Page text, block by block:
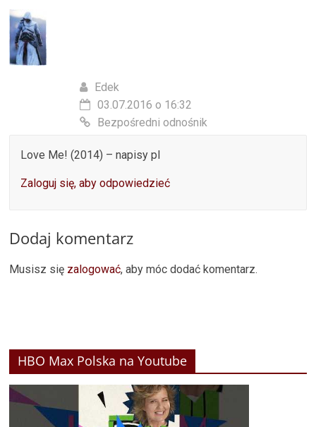
Edek
03.07.2016 o 16:32
Bezpośredni odnośnik
Love Me! (2014) – napisy pl
Zaloguj się, aby odpowiedzieć
Dodaj komentarz
Musisz się zalogować, aby móc dodać komentarz.
HBO Max Polska na Youtube